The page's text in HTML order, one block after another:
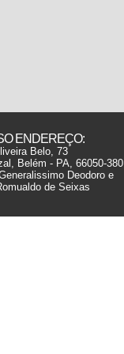
ENDEREÇO:
Belo, 73
Belém - PA, 66050-380
Deodoro e
de Seixas